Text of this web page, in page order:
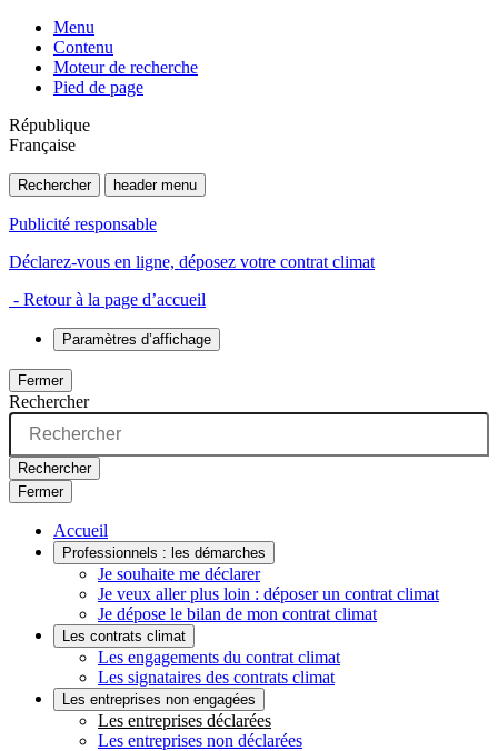
Menu
Contenu
Moteur de recherche
Pied de page
République
Française
Rechercher header menu
Publicité responsable
Déclarez-vous en ligne, déposez votre contrat climat
- Retour à la page d’accueil
Paramètres d’affichage
Fermer
Rechercher
Rechercher
Fermer
Accueil
Professionnels : les démarches
Je souhaite me déclarer
Je veux aller plus loin : déposer un contrat climat
Je dépose le bilan de mon contrat climat
Les contrats climat
Les engagements du contrat climat
Les signataires des contrats climat
Les entreprises non engagées
Les entreprises déclarées
Les entreprises non déclarées